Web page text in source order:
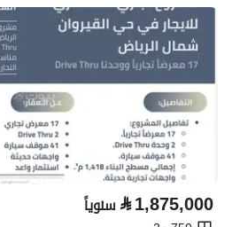
⃁1,875,000 سنوياً